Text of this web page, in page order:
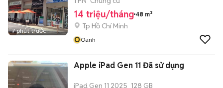
7 phút trước
14 triệu/tháng 48 m²
Tp Hồ Chí Minh
OOanh
Apple iPad Gen 11 Đã sử dụng
iPad Gen 11 2025 128 GB